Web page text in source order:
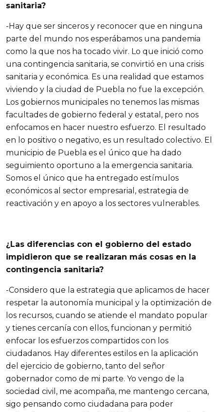
sanitaria?
-Hay que ser sinceros y reconocer que en ninguna
parte del mundo nos esperábamos una pandemia
como la que nos ha tocado vivir. Lo que inició como
una contingencia sanitaria, se convirtió en una crisis
sanitaria y económica. Es una realidad que estamos
viviendo y la ciudad de Puebla no fue la excepción.
Los gobiernos municipales no tenemos las mismas
facultades de gobierno federal y estatal, pero nos
enfocamos en hacer nuestro esfuerzo. El resultado
en lo positivo o negativo, es un resultado colectivo. El
municipio de Puebla es el único que ha dado
seguimiento oportuno a la emergencia sanitaria.
Somos el único que ha entregado estímulos
económicos al sector empresarial, estrategia de
reactivación y en apoyo a los sectores vulnerables.
¿Las diferencias con el gobierno del estado
impidieron que se realizaran más cosas en la
contingencia sanitaria?
-Considero que la estrategia que aplicamos de hacer
respetar la autonomía municipal y la optimización de
los recursos, cuando se atiende el mandato popular
y tienes cercanía con ellos, funcionan y permitió
enfocar los esfuerzos compartidos con los
ciudadanos. Hay diferentes estilos en la aplicación
del ejercicio de gobierno, tanto del señor
gobernador como de mi parte. Yo vengo de la
sociedad civil, me acompaña, me mantengo cercana,
sigo pensando como ciudadana para poder